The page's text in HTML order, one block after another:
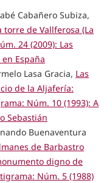
Cabañero Subiza,
de Vallferosa (La
24 (2009): Las
España
Lasa Gracia, Las
de la Aljafería:
Núm. 10 (1993): A
Sebastián
Buenaventura
de Barbastro
digno de
Núm. 5 (1988)